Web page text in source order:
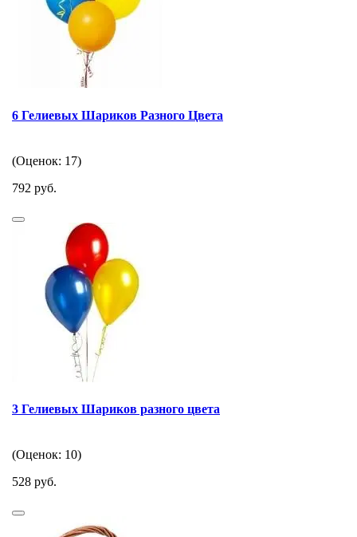
6 Гелиевых Шариков Разного Цвета
(Оценок: 17)
792 руб.
3 Гелиевых Шариков разного цвета
(Оценок: 10)
528 руб.